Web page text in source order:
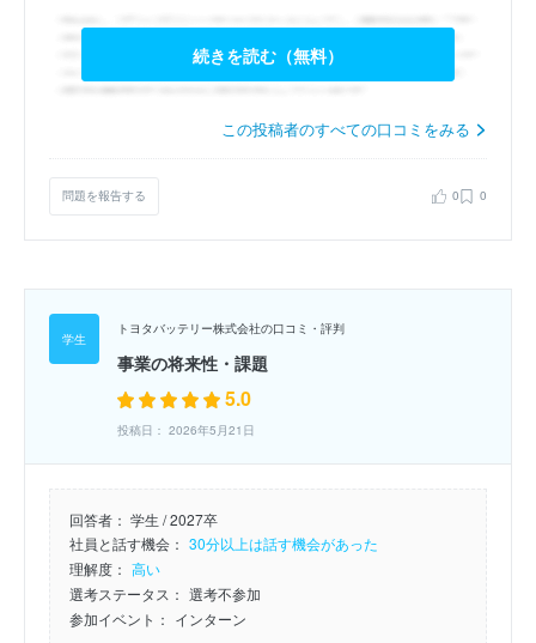
続きを読む（無料）
この投稿者のすべての口コミをみる
問題を報告する 0 0
トヨタバッテリー株式会社の口コミ・評判
事業の将来性・課題
5.0
投稿日： 2026年5月21日
回答者： 学生 / 2027卒
社員と話す機会： 30分以上は話す機会があった
理解度： 高い
選考ステータス： 選考不参加
参加イベント： インターン